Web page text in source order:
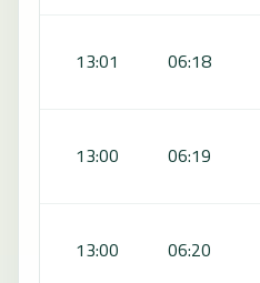
06:18
13:01
06:19
13:00
06:20
13:00